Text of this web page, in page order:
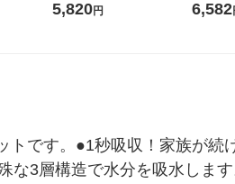
ベルレ
ガジャンボ 2300g 1セット
5,820円
ーの香
6,582
トです。●1秒吸収！家族が
な3層構造で水分を吸水しま